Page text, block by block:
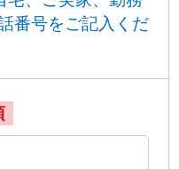
番号をご記入くだ